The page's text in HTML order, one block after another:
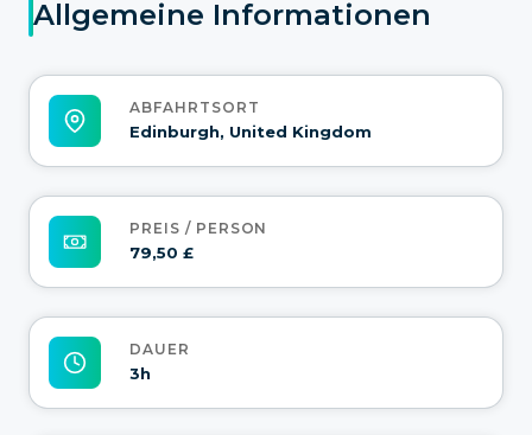
Allgemeine Informationen
ABFAHRTSORT
Edinburgh, United Kingdom
PREIS / PERSON
79,50 £
DAUER
3h